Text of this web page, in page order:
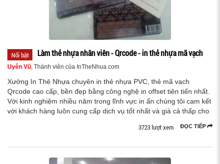
Nổi bật Làm thẻ nhựa nhân viên - Qrcode - in thẻ nhựa mã vạch
Uyên Vũ, Thành viên của InTheNhua.com
Xưởng In Thẻ Nhựa chuyên in thẻ nhựa PVC, thẻ mã vạch
Qrcode cao cấp, bền đẹp bằng công nghệ in offset tiên tiến nhất.
Với kinh nghiệm nhiều năm trong lĩnh vực in ấn chúng tôi cam kết
với khách hàng luôn cung cấp dịch vụ tốt nhất và giá cả thấp cho
ĐỌC TIẾP
3723 lượt xem